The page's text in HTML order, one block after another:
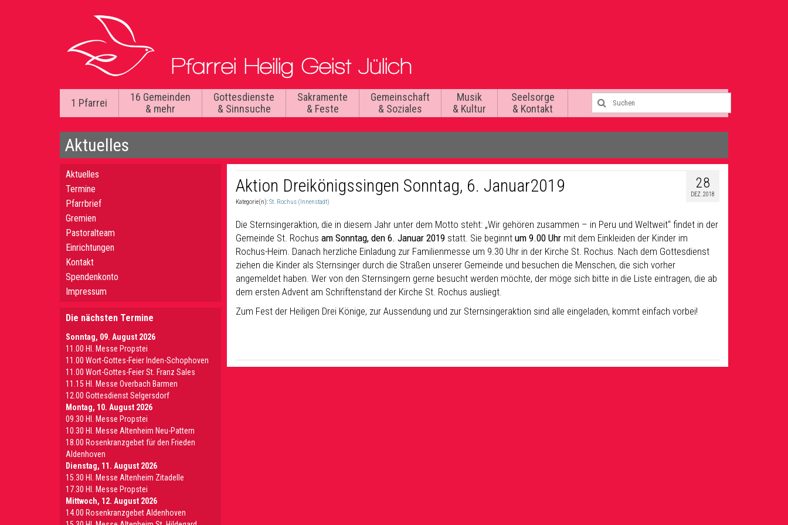
1 Pfarrei
16 Gemeinden
& mehr
Gottesdienste
& Sinnsuche
Sakramente
& Feste
Gemeinschaft
& Soziales
Musik
& Kultur
Seelsorge
& Kontakt
Aktuelles
28
DEZ. 2018
Aktion Dreikönigssingen Sonntag, 6. Januar2019
Kategorie(n):St. Rochus (Innenstadt)
Die Sternsingeraktion, die in diesem Jahr unter dem Motto steht: „Wir gehören zusammen – in Peru und Weltweit“ findet in der
Gemeinde St. Rochus am Sonntag, den 6. Januar 2019 statt. Sie beginnt um 9.00 Uhr mit dem Einkleiden der Kinder im
Rochus-Heim. Danach herzliche Einladung zur Familienmesse um 9.30 Uhr in der Kirche St. Rochus. Nach dem Gottesdienst
ziehen die Kinder als Sternsinger durch die Straßen unserer Gemeinde und besuchen die Menschen, die sich vorher
angemeldet haben. Wer von den Sternsingern gerne besucht werden möchte, der möge sich bitte in die Liste eintragen, die ab
dem ersten Advent am Schriftenstand der Kirche St. Rochus ausliegt.
Zum Fest der Heiligen Drei Könige, zur Aussendung und zur Sternsingeraktion sind alle eingeladen, kommt einfach vorbei!
Aktuelles
Termine
Pfarrbrief
Gremien
Pastoralteam
Einrichtungen
Kontakt
Spendenkonto
Impressum
Die nächsten Termine
Sonntag, 09. August 2026
11.00 Hl. Messe Propstei
11.00 Wort-Gottes-Feier Inden-Schophoven
11.00 Wort-Gottes-Feier St. Franz Sales
11.15 Hl. Messe Overbach Barmen
12.00 Gottesdienst Selgersdorf
Montag, 10. August 2026
09.30 Hl. Messe Propstei
10.30 Hl. Messe Altenheim Neu-Pattern
18.00 Rosenkranzgebet für den Frieden
Aldenhoven
Dienstag, 11. August 2026
15.30 Hl. Messe Altenheim Zitadelle
17.30 Hl. Messe Propstei
Mittwoch, 12. August 2026
14.00 Rosenkranzgebet Aldenhoven